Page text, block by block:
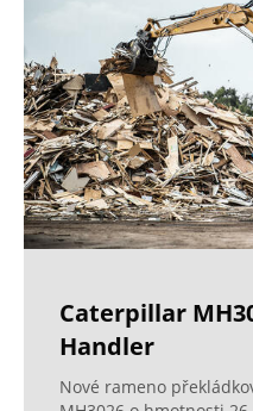
Caterpillar
Handler
Nové rameno